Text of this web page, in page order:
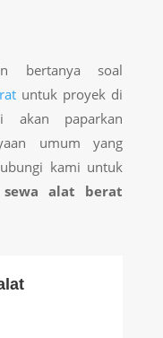
bertanya soal
untuk proyek di
akan paparkan
umum yang
kami untuk
sewa alat berat